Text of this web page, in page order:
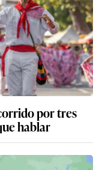
por tres
hablar